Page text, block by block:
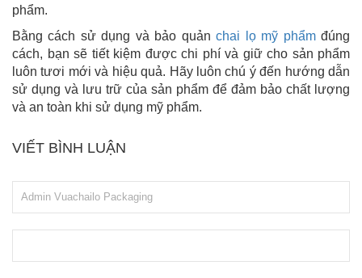
phẩm.
Bằng cách sử dụng và bảo quảnchai lọ mỹ phẩmđúng
cách, bạn sẽ tiết kiệm được chi phí và giữ cho sản phẩm
luôn tươi mới và hiệu quả. Hãy luôn chú ý đến hướng dẫn
sử dụng và lưu trữ của sản phẩm để đảm bảo chất lượng
và an toàn khi sử dụng mỹ phẩm.
VIẾT BÌNH LUẬN